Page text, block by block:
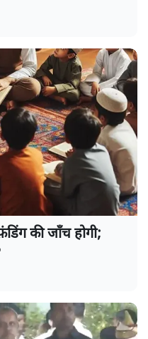
की जाँच होगी;